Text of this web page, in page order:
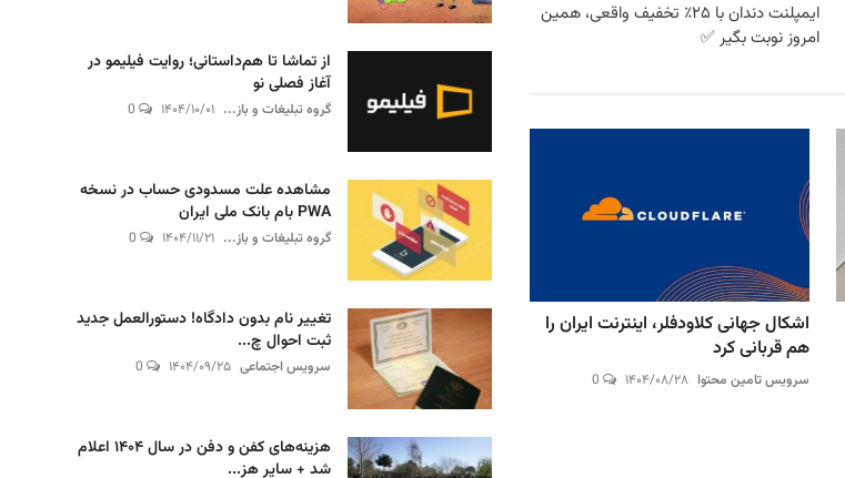
ایمپلنت دندان با ۲۵٪ تخفیف واقعی، همین
امروز نوبت بگیر ✅
اشکال جهانی کلاودفلر، اینترنت ایران را
هم قربانی کرد
سرویس تامین محتوا ۱۴۰۴/۰۸/۲۸
از تماشا تا هم‌داستانی؛ روایت فیلیمو در
آغاز فصلی نو
گروه تبلیغات و باز... ۱۴۰۴/۱۰/۰۱ 0
مشاهده علت مسدودی حساب در نسخه
PWA بام بانک ملی ایران
گروه تبلیغات و باز... ۱۴۰۴/۱۱/۲۱ 0
تغییر نام بدون دادگاه! دستورالعمل جدید
ثبت احوال چ...
سرویس اجتماعی ۱۴۰۴/۰۹/۲۵ 0
هزینه‌های کفن و دفن در سال ۱۴۰۴ اعلام
شد + سایر هز...